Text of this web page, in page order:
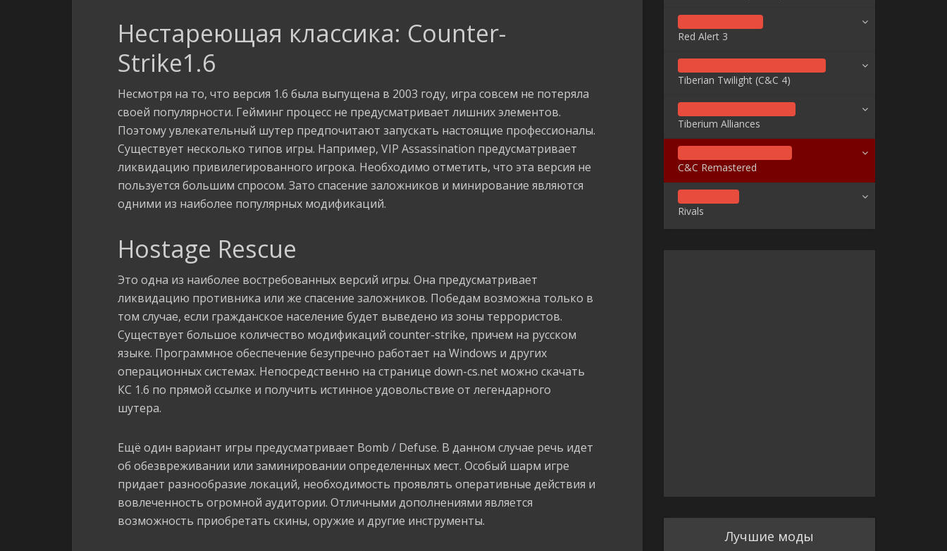
Нестареющая классика: Counter-
Strike1.6
Несмотря на то, что версия 1.6 была выпущена в 2003 году, игра совсем не потеряла
своей популярности. Гейминг процесс не предусматривает лишних элементов.
Поэтому увлекательный шутер предпочитают запускать настоящие профессионалы.
Существует несколько типов игры. Например, VIP Assassination предусматривает
ликвидацию привилегированного игрока. Необходимо отметить, что эта версия не
пользуется большим спросом. Зато спасение заложников и минирование являются
одними из наиболее популярных модификаций.
Hostage Rescue
Это одна из наиболее востребованных версий игры. Она предусматривает
ликвидацию противника или же спасение заложников. Победам возможна только в
том случае, если гражданское население будет выведено из зоны террористов.
Существует большое количество модификаций counter-strike, причем на русском
языке. Программное обеспечение безупречно работает на Windows и других
операционных системах. Непосредственно на странице down-cs.net можно скачать
КС 1.6 по прямой ссылке и получить истинное удовольствие от легендарного
шутера.
Ещё один вариант игры предусматривает Bomb / Defuse. В данном случае речь идет
об обезвреживании или заминировании определенных мест. Особый шарм игре
придает разнообразие локаций, необходимость проявлять оперативные действия и
вовлеченность огромной аудитории. Отличными дополнениями является
возможность приобретать скины, оружие и другие инструменты.
Red Alert 3
Tiberian Twilight (C&C 4)
Tiberium Alliances
C&C Remastered
Rivals
Лучшие моды